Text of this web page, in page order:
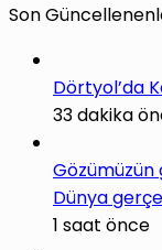
Son
Dörtyol’da
33 dakika
Dünya
1 saat önce